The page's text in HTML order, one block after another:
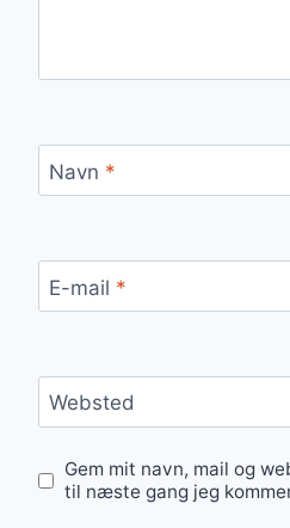
Navn *
E-mail *
Websted
Gem mit navn, mail og
til næste gang jeg